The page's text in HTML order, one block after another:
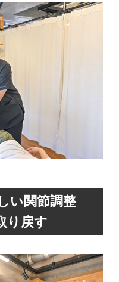
い関節調整
り戻す